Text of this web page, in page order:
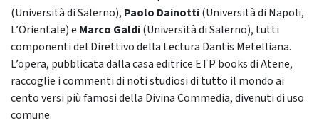
(Università di Salerno), Paolo Dainotti(Università di Napoli,
L’Orientale) e Marco Galdi(Università di Salerno), tutti
componenti del Direttivo della Lectura Dantis Metelliana.
L’opera, pubblicata dalla casa editrice ETP books di Atene,
raccoglie i commenti di noti studiosi di tutto il mondo ai
cento versi più famosi della Divina Commedia, divenuti di uso
comune.